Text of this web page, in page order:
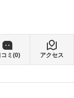
コミ(0) アクセス